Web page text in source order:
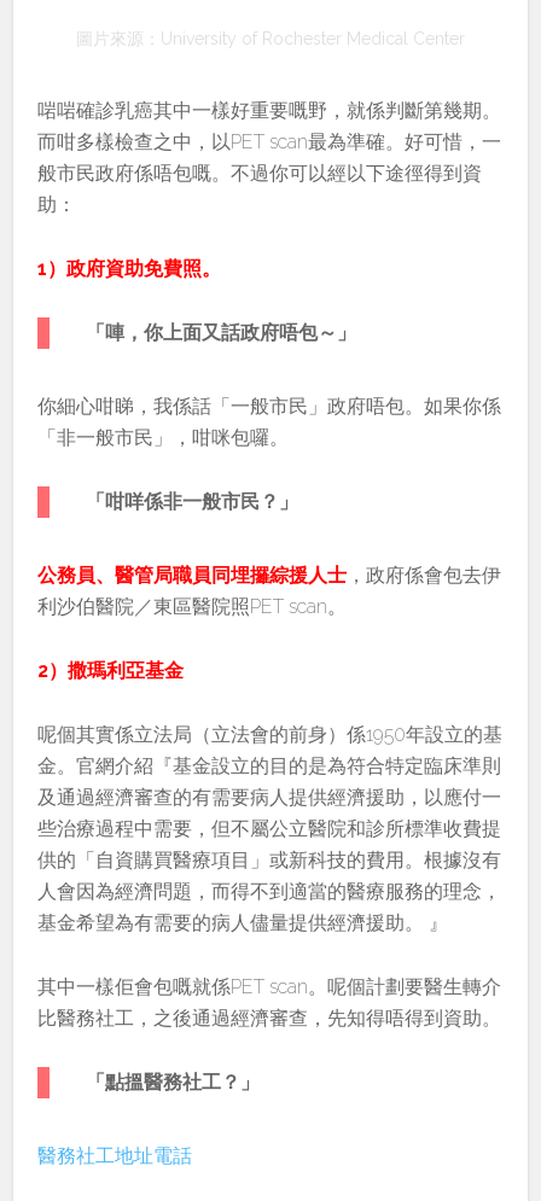
圖片來源：University of Rochester Medical Center
啱啱確診乳癌其中一樣好重要嘅野，就係判斷第幾期。
而咁多樣檢查之中，以PET scan最為準確。好可惜，一
般市民政府係唔包嘅。不過你可以經以下途徑得到資
助：
1）政府資助免費照。
「唓，你上面又話政府唔包～」
你細心咁睇，我係話「一般市民」政府唔包。如果你係
「非一般市民」，咁咪包囉。
「咁咩係非一般市民？」
公務員、醫管局職員同埋攞綜援人士 ，政府係會包去伊
利沙伯醫院／東區醫院照PET scan。
2）撒瑪利亞基金
呢個其實係立法局（立法會的前身）係1950年設立的基
金。官網介紹『基金設立的目的是為符合特定臨床準則
及通過經濟審查的有需要病人提供經濟援助，以應付一
些治療過程中需要，但不屬公立醫院和診所標準收費提
供的「自資購買醫療項目」或新科技的費用。根據沒有
人會因為經濟問題，而得不到適當的醫療服務的理念，
基金希望為有需要的病人儘量提供經濟援助。 』
其中一樣佢會包嘅就係PET scan。呢個計劃要醫生轉介
比醫務社工，之後通過經濟審查，先知得唔得到資助。
「點搵醫務社工？」
醫務社工地址電話